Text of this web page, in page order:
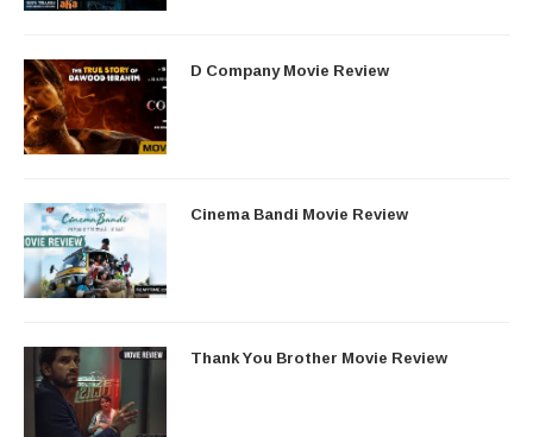
D Company Movie Review
Cinema Bandi Movie Review
Thank You Brother Movie Review